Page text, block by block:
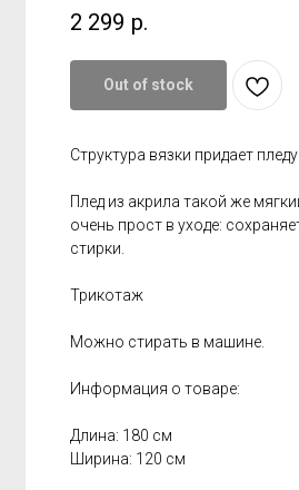
2 299 р.
Out of stock
Структура вязки придает
Плед из акрила такой же
очень прост в уходе:
стирки.
Трикотаж
Можно стирать в машине.
Информация о товаре:
Длина: 180 см
Ширина: 120 см